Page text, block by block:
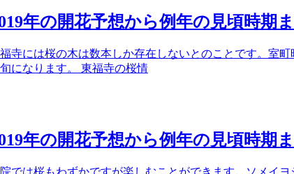
年の開花予想から例年の見頃時期
寺には桜の木は数本しか存在しないとのことです。室
になります。 東福寺の桜情
年の開花予想から例年の見頃時期
では桜もわずかですが楽しむことができます。ソメイ